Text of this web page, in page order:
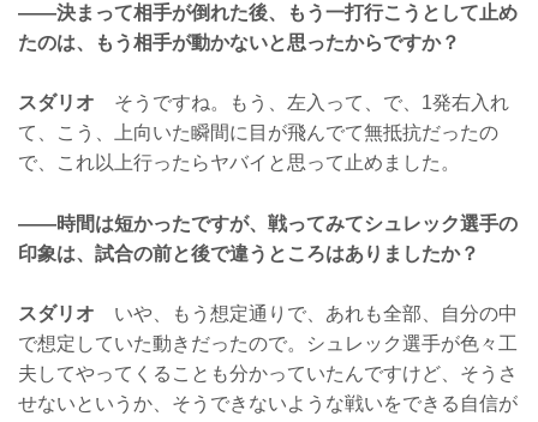
——決まって相手が倒れた後、もう一打行こうとして止め
たのは、もう相手が動かないと思ったからですか？
スダリオ そうですね。もう、左入って、で、1発右入れ
て、こう、上向いた瞬間に目が飛んでて無抵抗だったの
で、これ以上行ったらヤバイと思って止めました。
——時間は短かったですが、戦ってみてシュレック選手の
印象は、試合の前と後で違うところはありましたか？
スダリオ いや、もう想定通りで、あれも全部、自分の中
で想定していた動きだったので。シュレック選手が色々工
夫してやってくることも分かっていたんですけど、そうさ
せないというか、そうできないような戦いをできる自信が